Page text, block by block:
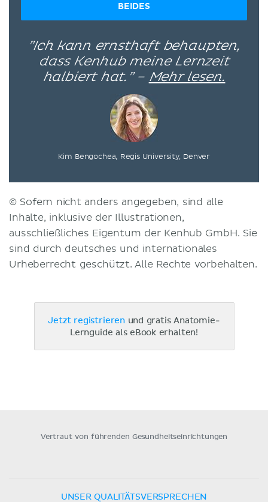
BEIDES
”Ich kann ernsthaft behaupten,
dass Kenhub meine Lernzeit
halbiert hat.” – Mehr lesen.
Kim Bengochea, Regis University, Denver
© Sofern nicht anders angegeben, sind alle
Inhalte, inklusive der Illustrationen,
ausschließliches Eigentum der Kenhub GmbH. Sie
sind durch deutsches und internationales
Urheberrecht geschützt. Alle Rechte vorbehalten.
Jetzt registrieren und gratis Anatomie-
Lernguide als eBook erhalten!
Vertraut von führenden Gesundheitseinrichtungen
UNSER QUALITÄTSVERSPRECHEN